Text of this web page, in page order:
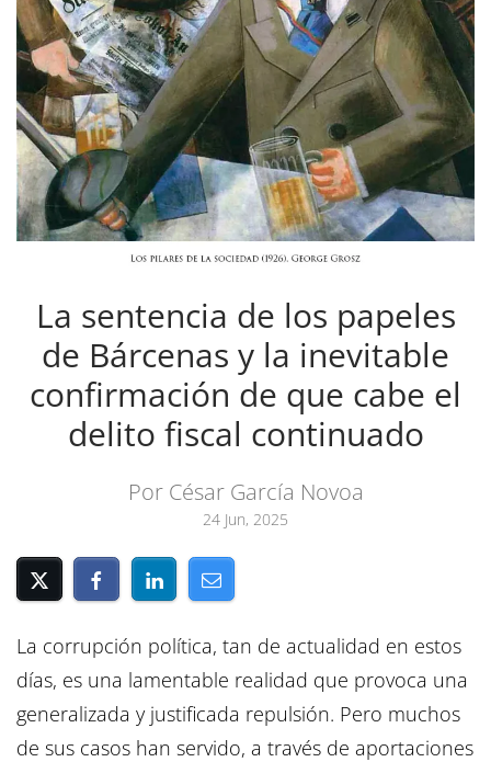
La sentencia de los papeles
de Bárcenas y la inevitable
confirmación de que cabe el
delito fiscal continuado
Por César García Novoa
24 Jun, 2025
La corrupción política, tan de actualidad en estos
días, es una lamentable realidad que provoca una
generalizada y justificada repulsión. Pero muchos
de sus casos han servido, a través de aportaciones